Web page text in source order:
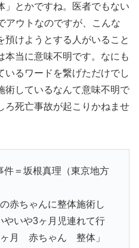
」とかですね。医者でもない
アウトなのですが、こんな
預けようとする人がいること
本当に意味不明です。なにも
いるワードを繋げただけでし
術しているなんて意味不明で
ろ死亡事故が起こりかねませ
件＝坂根真理（東京地方
赤ちゃんに整体施術し
やいや3ヶ月児連れて行
ヶ月 赤ちゃん 整体」